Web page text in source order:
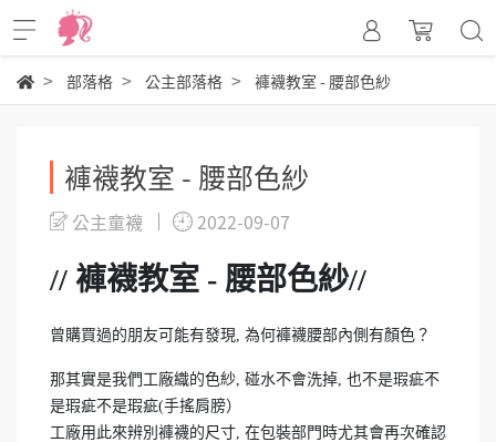
部落格 公主部落格 褲襪教室 - 腰部色紗
褲襪教室 - 腰部色紗
公主童襪 2022-09-07
// 褲襪教室 - 腰部色紗//
曾購買過的朋友可能有發現, 為何褲襪腰部內側有顏色？
那其實是我們工廠織的色紗, 碰水不會洗掉, 也不是瑕疵不
是瑕疵不是瑕疵(手搖肩膀）
工廠用此來辨別褲襪的尺寸, 在包裝部門時尤其會再次確認